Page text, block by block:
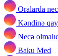
Oralarda
Kəndinə
Necə
Baku Med